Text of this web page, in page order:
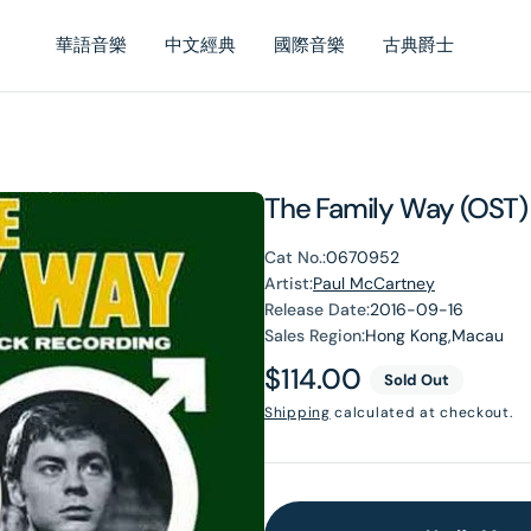
華語音樂 中文經典 國際音樂 古典爵士
The Family Way (OST)
Cat No.:0670952
Artist:Paul McCartney
Release Date:2016-09-16
Sales Region:Hong Kong,Macau
Regular
price
$114.00 Sold Out
Shipping calculated at checkout.